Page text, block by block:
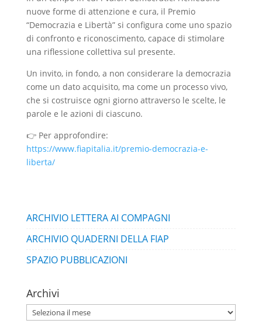
nuove forme di attenzione e cura, il Premio
“Democrazia e Libertà” si configura come uno spazio
di confronto e riconoscimento, capace di stimolare
una riflessione collettiva sul presente.
Un invito, in fondo, a non considerare la democrazia
come un dato acquisito, ma come un processo vivo,
che si costruisce ogni giorno attraverso le scelte, le
parole e le azioni di ciascuno.
👉 Per approfondire:
https://www.fiapitalia.it/premio-democrazia-e-
liberta/
ARCHIVIO LETTERA AI COMPAGNI
ARCHIVIO QUADERNI DELLA FIAP
SPAZIO PUBBLICAZIONI
Archivi
Archivi